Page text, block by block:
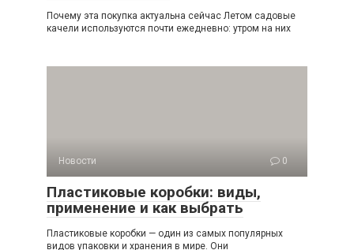
Почему эта покупка актуальна сейчас Летом садовые
качели используются почти ежедневно: утром на них
Новости 0
Пластиковые коробки: виды,
применение и как выбрать
Пластиковые коробки — один из самых популярных
видов упаковки и хранения в мире. Они